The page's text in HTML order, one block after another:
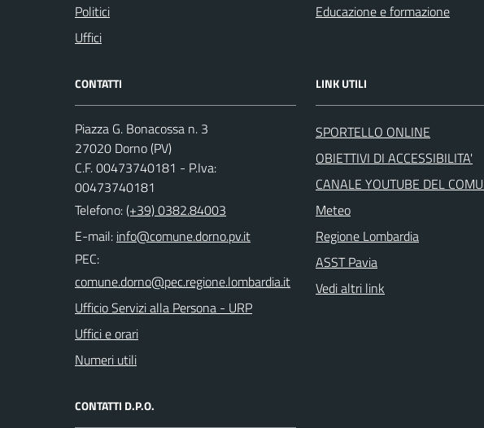
Politici
Uffici
Educazione e formazione
CONTATTI
Piazza G. Bonacossa n. 3
27020 Dorno (PV)
C.F. 00473740181 - P.Iva:
00473740181
Telefono:(+39) 0382.84003
E-mail:
PEC:
Ufficio Servizi alla Persona - URP
Uffici e orari
Numeri utili
CONTATTI D.P.O.
LINK UTILI
SPORTELLO ONLINE
OBIETTIVI DI ACCESSIBILITA'
CANALE YOUTUBE DEL
Meteo
Regione Lombardia
ASST Pavia
Vedi altri link